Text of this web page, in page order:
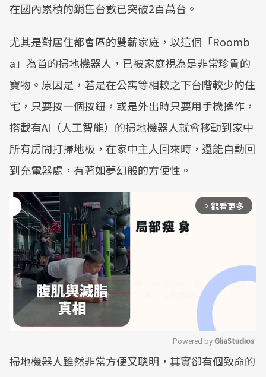
在國內累積的銷售台數已突破2百萬台。
尤其是對居住都會區的雙薪家庭，以這個「Roomb
a」為首的掃地機器人，已被家庭視為是非常珍貴的
寶物。原因是，若是在公寓等相較之下台階較少的住
宅，只要按一個按鈕，或是外出時只要用手機操作，
搭載有AI（人工智能）的掃地機器人就會移動到家中
所有房間打掃地板，在家中主人回來時，還能自動回
到充電器處，有著如夢幻般的方便性。
arrow_forward_ios 觀看更多
Mute
Powered by GliaStudios
掃地機器人雖然非常方便又聰明，其實卻有個致命的